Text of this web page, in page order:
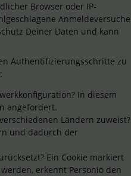
Browser oder IP-
Anmeldeversuche
Deiner Daten und kann
Authentifizierungsschritte zu
In diesem
angefordert.
Ländern zuweist?
und dadurch der
Ein Cookie markiert
erkennt Personio den